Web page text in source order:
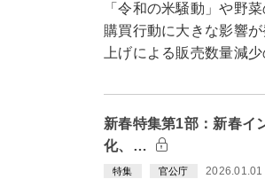
「令和の米騒動」や野
購買行動に大きな影響
上げによる販売数量減
新春特集第1部：新春
化、…
特集 官公庁 2026.01.01